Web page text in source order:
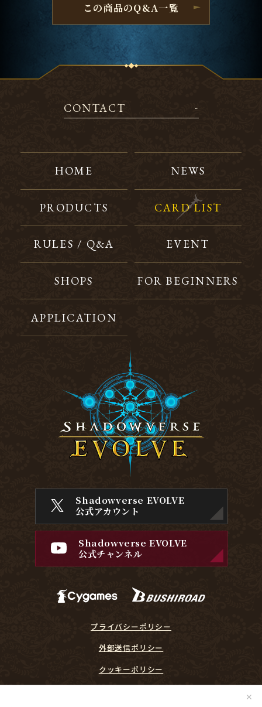
✕
この商品のQ&A一覧
CONTACT
HOME NEWS
PRODUCTS CARD LIST
RULES / Q&A EVENT
SHOPS FOR BEGINNERS
APPLICATION
Shadowverse EVOLVE
公式アカウント
Shadowverse EVOLVE
公式チャンネル
プライバシーポリシー
外部送信ポリシー
クッキーポリシー